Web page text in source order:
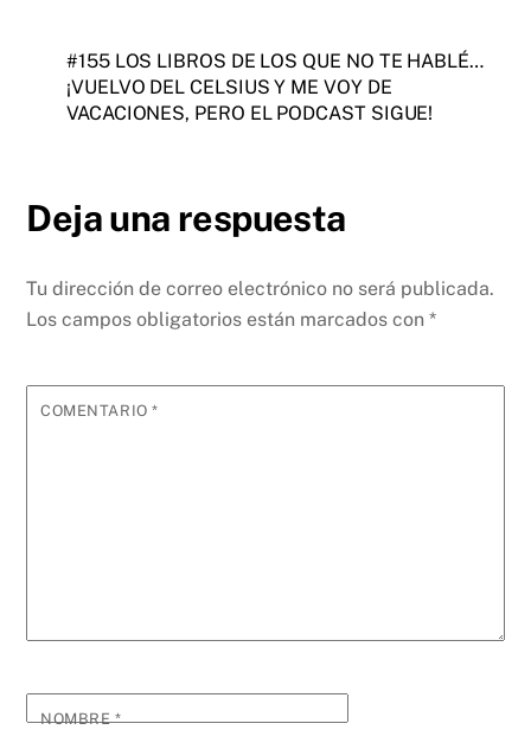
#155 LOS LIBROS DE LOS QUE NO TE HABLÉ…
¡VUELVO DEL CELSIUS Y ME VOY DE
VACACIONES, PERO EL PODCAST SIGUE!
Deja una respuesta
Tu dirección de correo electrónico no será publicada.
Los campos obligatorios están marcados con*
COMENTARIO*
NOMBRE*